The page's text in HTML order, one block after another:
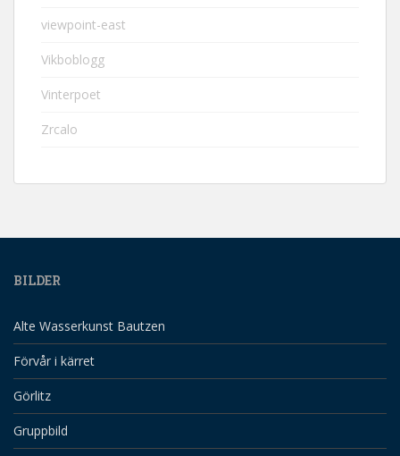
viewpoint-east
Vikboblogg
Vinterpoet
Zrcalo
BILDER
Alte Wasserkunst Bautzen
Förvår i kärret
Görlitz
Gruppbild